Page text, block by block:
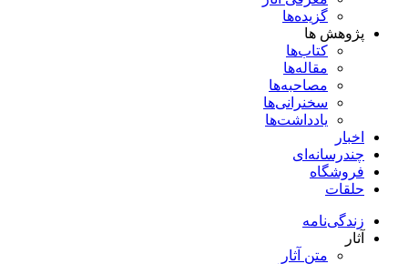
گزیده‌ها
پژوهش ها
کتاب‌ها
مقاله‌ها
مصاحبه‌ها
سخنرانی‌ها
یادداشت‌ها
اخبار
چندرسانه‌ای
فروشگاه
حلقات
زندگی‌نامه
آثار
متن آثار